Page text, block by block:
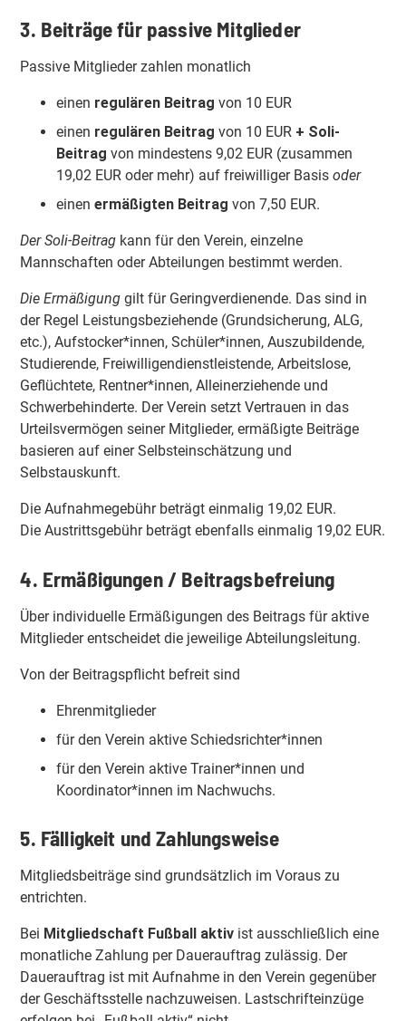
3. Beiträge für passive Mitglieder
Passive Mitglieder zahlen monatlich
einen regulären Beitrag von 10 EUR
einen regulären Beitrag von 10 EUR + Soli-
Beitrag von mindestens 9,02 EUR (zusammen
19,02 EUR oder mehr) auf freiwilliger Basisoder
einenermäßigten Beitrag von 7,50 EUR.
Der Soli-Beitrag kann für den Verein, einzelne
Mannschaften oder Abteilungen bestimmt werden.
Die Ermäßigung gilt für Geringverdienende. Das sind in
der Regel Leistungsbeziehende (Grundsicherung, ALG,
etc.), Aufstocker*innen, Schüler*innen, Auszubildende,
Studierende, Freiwilligendienstleistende, Arbeitslose,
Geflüchtete, Rentner*innen, Alleinerziehende und
Schwerbehinderte. Der Verein setzt Vertrauen in das
Urteilsvermögen seiner Mitglieder, ermäßigte Beiträge
basieren auf einer Selbsteinschätzung und
Selbstauskunft.
Die Aufnahmegebühr beträgt einmalig 19,02 EUR.
Die Austrittsgebühr beträgt ebenfalls einmalig 19,02 EUR.
4. Ermäßigungen / Beitragsbefreiung
Über individuelle Ermäßigungen des Beitrags für aktive
Mitglieder entscheidet die jeweilige Abteilungsleitung.
Von der Beitragspflicht befreit sind
Ehrenmitglieder
für den Verein aktive Schiedsrichter*innen
für den Verein aktive Trainer*innen und
Koordinator*innen im Nachwuchs.
5. Fälligkeit und Zahlungsweise
Mitgliedsbeiträge sind grundsätzlich im Voraus zu
entrichten.
Bei Mitgliedschaft Fußball aktiv ist ausschließlich eine
monatliche Zahlung per Dauerauftrag zulässig. Der
Dauerauftrag ist mit Aufnahme in den Verein gegenüber
der Geschäftsstelle nachzuweisen. Lastschrifteinzüge